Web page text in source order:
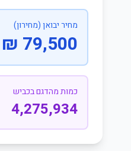
מחיר יבואן (מחירון)
79,500 ₪
כמות מהדגם בכביש
4,275,934